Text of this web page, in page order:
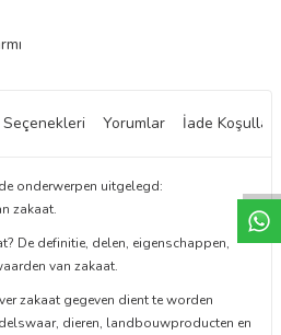
Yorumlar İade Koşulları
onderwerpen uitgelegd:
zakaat.
De definitie, delen, eigenschappen,
van zakaat.
zakaat gegeven dient te worden
dieren, landbouwproducten en